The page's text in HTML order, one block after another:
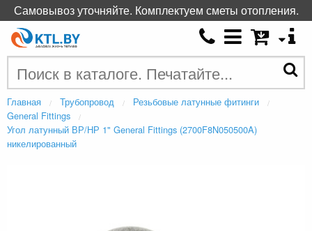
Главная Трубопровод
Резьбовые латунные фитинги
General Fittings
Угол латунный ВР/НР 1" General Fittings (2700F8N050500A)
никелированный
Самовывоз уточняйте. Комплектуем сметы отопления.